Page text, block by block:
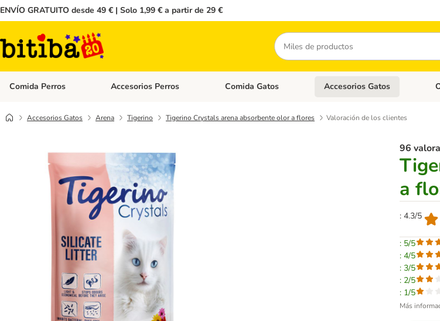
ENVÍO GRATUITO desde 49 € | Solo 1,99 € a partir de 29 €
Buscar
Comida Perros Menú de categoria abierto: Comida Perros
Accesorios Perros Menú de categoria abierto: Accesorios Perros
Comida Gatos Menú de categoria abierto:
Accesorios Gatos
Accesorios Gatos Arena Tigerino Tigerino Crystals arena absorbente olor a flores Valoración de los clientes
96
a
: 4.3/5
: 5/5
: 4/5
: 3/5
: 2/5
: 1/5
Más